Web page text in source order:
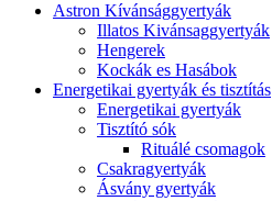
Astron Kívánsággyertyák
Illatos Kivánsaggyertyák
Hengerek
Kockák es Hasábok
Energetikai gyertyák és tisztítás
Energetikai gyertyák
Tisztító sók
Rituálé csomagok
Csakragyertyák
Ásvány gyertyák